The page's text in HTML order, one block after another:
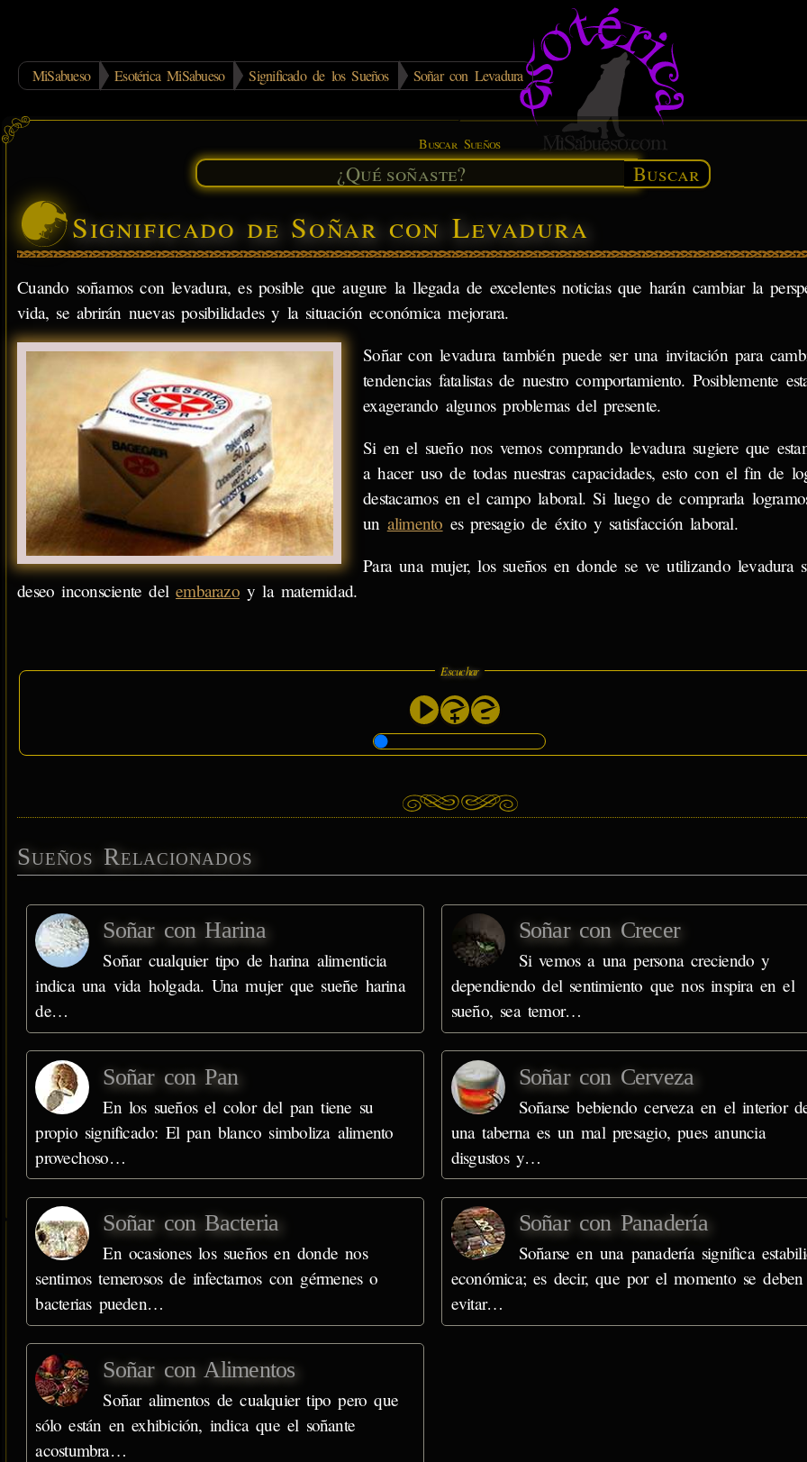
MiSabueso Esotérica MiSabueso Significado de los Sueños Soñar con Levadura
Buscar Sueños
Buscar
Significado de Soñar con Levadura
Cuando soñamos con levadura, es posible que augure la llegada de excelentes noticias que harán cambiar la
vida, se abrirán nuevas posibilidades y la situación económica mejorara.
Soñar con levadura también puede ser una invitación para
tendencias fatalistas de nuestro comportamiento. Posiblemente
exagerando algunos problemas del presente.
Si en el sueño nos vemos comprando levadura sugiere que
a hacer uso de todas nuestras capacidades, esto con el fin de
destacarnos en el campo laboral. Si luego de comprarla
un alimento es presagio de éxito y satisfacción laboral.
Para una mujer, los sueños en donde se ve utilizando levadura
deseo inconsciente delembarazoy la maternidad.
Escuchar
Sueños Relacionados
Soñar con Harina
Soñar cualquier tipo de harina alimenticia
indica una vida holgada. Una mujer que sueñe harina
de…
Soñar con Crecer
Si vemos a una persona creciendo y
dependiendo del sentimiento que nos inspira en el
sueño, sea temor…
Soñar con Pan
En los sueños el color del pan tiene su
propio significado: El pan blanco simboliza alimento
provechoso…
Soñar con Cerveza
Soñarse bebiendo cerveza en el interior
una taberna es un mal presagio, pues anuncia
disgustos y…
Soñar con Bacteria
En ocasiones los sueños en donde nos
sentimos temerosos de infectarnos con gérmenes o
bacterias pueden…
Soñar con Panadería
Soñarse en una panadería significa
económica; es decir, que por el momento se deben
evitar…
Soñar con Alimentos
Soñar alimentos de cualquier tipo pero que
sólo están en exhibición, indica que el soñante
acostumbra…